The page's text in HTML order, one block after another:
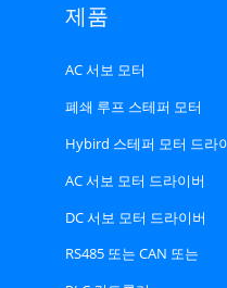
제품
AC 서보 모터
폐쇄 루프 스테퍼 모터
Hybird 스테퍼 모터 드라
버
AC 서보 모터 드라이버
DC 서보 모터 드라이버
RS485 또는 CAN 또는